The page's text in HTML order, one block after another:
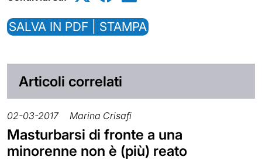
SALVA IN PDF | STAMPA
Articoli correlati
02-03-2017 Marina Crisafi
Masturbarsi di fronte a una
minorenne non è (più) reato